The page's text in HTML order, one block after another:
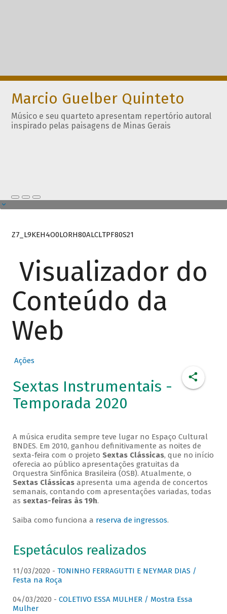
Marcio Guelber Quinteto
Músico e seu quarteto apresentam repertório autoral
inspirado pelas paisagens de Minas Gerais
Z7_L9KEH4O0LORH80ALCLTPF80S21
Visualizador do
Conteúdo da
Web
Ações
Sextas Instrumentais -
Temporada 2020
A música erudita sempre teve lugar no Espaço Cultural
BNDES. Em 2010, ganhou definitivamente as noites de
sexta-feira com o projeto Sextas Clássicas, que no início
oferecia ao público apresentações gratuitas da
Orquestra Sinfônica Brasileira (OSB). Atualmente, o
Sextas Clássicasapresenta uma agenda de concertos
semanais, contando com apresentações variadas, todas
as sextas-feiras às 19h.
Saiba como funciona a reserva de ingressos.
Espetáculos realizados
11/03/2020 - TONINHO FERRAGUTTI E NEYMAR DIAS /
Festa na Roça
04/03/2020 - COLETIVO ESSA MULHER / Mostra Essa
Mulher